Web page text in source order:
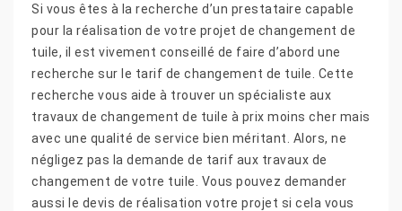
Si vous êtes à la recherche d’un prestataire capable
pour la réalisation de votre projet de changement de
tuile, il est vivement conseillé de faire d’abord une
recherche sur le tarif de changement de tuile. Cette
recherche vous aide à trouver un spécialiste aux
travaux de changement de tuile à prix moins cher mais
avec une qualité de service bien méritant. Alors, ne
négligez pas la demande de tarif aux travaux de
changement de votre tuile. Vous pouvez demander
aussi le devis de réalisation votre projet si cela vous